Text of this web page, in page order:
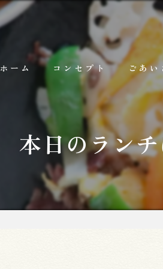
ホーム コンセプト ごあい
本日のラン